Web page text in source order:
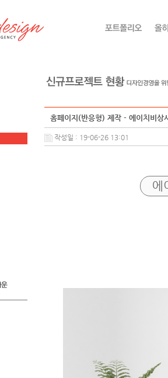
홈페이지(반응형) 제작 - 에이치비상
작성일 : 19-06-26 13:01
에